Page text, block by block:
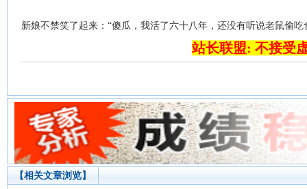
新娘不禁笑了起来：“傻瓜，我活了六十八年，还没有听说老鼠偷吃
站长联盟: 不接受
【相关文章浏览】